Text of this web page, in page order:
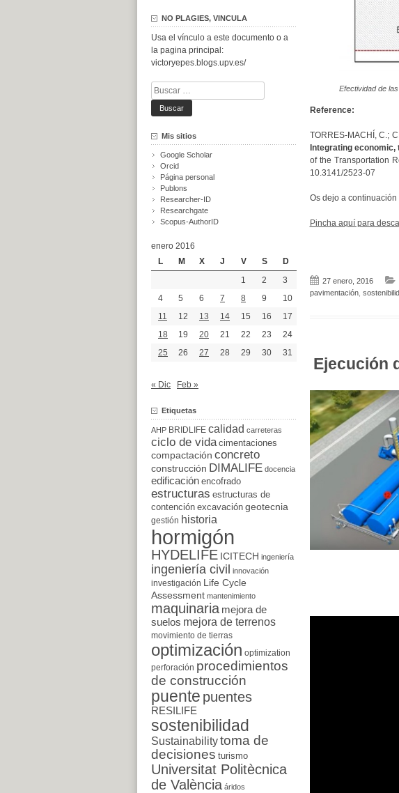
Efectividad de
Reference:
TORRES-MACHÍ, C.;
Integrating
of the Transportation
10.3141/2523-07
Os dejo a
Pincha aquí para
27 enero, 2016
pavimentación,
Ejecución
NO PLAGIES, VINCULA
Usa el vínculo a este documento o a
la pagina principal:
victoryepes.blogs.upv.es/
Buscar:
Mis sitios
Google Scholar
Orcid
Página personal
Publons
Researcher-ID
Researchgate
Scopus-AuthorID
enero 2016
L
M X J V S
D
1
2
3
4
5 6 7 8 9
10
11
12 13 14 15 16
17
18
19 20 21 22 23
24
25
26 27 28 29 30 31
« Dic Feb »
Etiquetas
AHP BRIDLIFE calidad carreteras
ciclo de vida cimentaciones
compactación concreto
construcción DIMALIFE docencia
edificación encofrado
estructuras estructuras de
contención excavación geotecnia
gestión historia
hormigón
HYDELIFE ICITECH ingeniería
ingeniería civil innovación
investigación
Life Cycle
Assessment mantenimiento
maquinaria mejora de
suelos mejora de terrenos
movimiento de tierras
optimización optimization
perforación procedimientos
de construcción
puente puentes
RESILIFE
sostenibilidad
Sustainabilitytoma de
decisiones turismo
Universitat Politècnica
de València áridos